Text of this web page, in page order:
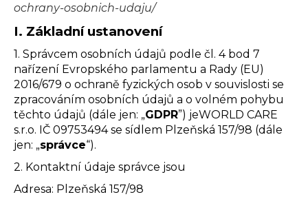
ochrany-osobnich-udaju/
I. Základní ustanovení
1. Správcem osobních údajů podle čl. 4 bod 7
nařízení Evropského parlamentu a Rady (EU)
2016/679 o ochraně fyzických osob v souvislosti se
zpracováním osobních údajů a o volném pohybu
těchto údajů (dále jen: „GDPR”) jeWORLD CARE
s.r.o. IČ 09753494 se sídlem Plzeňská 157/98 (dále
jen: „správce“).
2. Kontaktní údaje správce jsou
Adresa: Plzeňská 157/98
e
t
e
n
a
j
í
t
?